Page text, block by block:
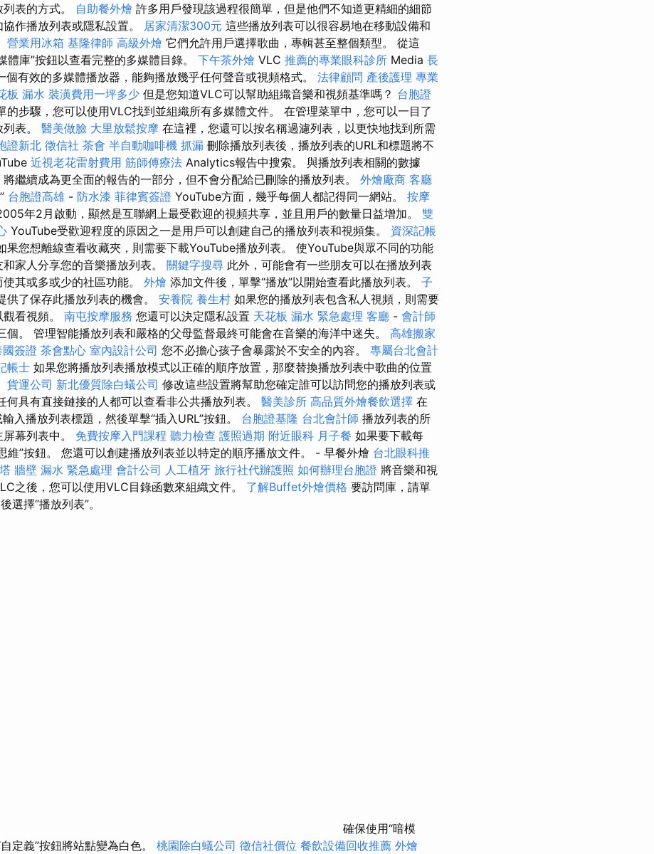
表的方式。 自助餐外燴 許多用戶發現該過程很簡單，但是他們不知道更精細的細節
作播放列表或隱私設置。 居家清潔300元 這些播放列表可以很容易地在移動設備和
營業用冰箱 基隆律師 高級外燴 它們允許用戶選擇歌曲，專輯甚至整個類型。 從這
體庫”按鈕以查看完整的多媒體目錄。 下午茶外燴 VLC 推薦的專業眼科診所 Media 長
個有效的多媒體播放器，能夠播放幾乎任何聲音或視頻格式。 法律顧問 產後護理 專業
板 漏水 裝潢費用一坪多少 但是您知道VLC可以幫助組織音樂和視頻基準嗎？ 台胞證
的步驟，您可以使用VLC找到並組織所有多媒體文件。 在管理菜單中，您可以一目了
表。 醫美做臉 大里放鬆按摩 在這裡，您還可以按名稱過濾列表，以更快地找到所需
證新北 徵信社 茶會 半自動咖啡機 抓漏 刪除播放列表後，播放列表的URL和標題將不
近視老花雷射費用 筋師傅療法 Analytics報告中搜索。 與播放列表相關的數據
將繼續成為更全面的報告的一部分，但不會分配給已刪除的播放列表。 外燴廠商 客廳
台胞證高雄 - 防水漆 菲律賓簽證 YouTube方面，幾乎每個人都記得同一網站。 按摩
年2月啟動，顯然是互聯網上最受歡迎的視頻共享，並且用戶的數量日益增加。 雙
YouTube受歡迎程度的原因之一是用戶可以創建自己的播放列表和視頻集。 資深記帳
果您想離線查看收藏夾，則需要下載YouTube播放列表。 使YouTube與眾不同的功能
家人分享您的音樂播放列表。 關鍵字搜尋 此外，可能會有一些朋友可以在播放列表
其或多或少的社區功能。 外燴 添加文件後，單擊“播放”以開始查看此播放列表。 子
供了保存此播放列表的機會。 安養院 養生村 如果您的播放列表包含私人視頻，則需要
看視頻。 南屯按摩服務 您還可以決定隱私設置 天花板 漏水 緊急處理 客廳 - 會計師
個。 管理智能播放列表和嚴格的父母監督最終可能會在音樂的海洋中迷失。 高雄搬家
國簽證 茶會點心 室內設計公司 您不必擔心孩子會暴露於不安全的內容。 專屬台北會計
帳士 如果您將播放列表播放模式以正確的順序放置，那麼替換播放列表中歌曲的位置
貨運公司 新北優質除白蟻公司 修改這些設置將幫助您確定誰可以訪問您的播放列表或
何具有直接鏈接的人都可以查看非公共播放列表。 醫美診所 高品質外燴餐飲選擇 在
入播放列表標題，然後單擊“插入URL”按鈕。 台胞證基隆 台北會計師 播放列表的所
幕列表中。 免費按摩入門課程 聽力檢查 護照過期 附近眼科 月子餐 如果要下載每
維”按鈕。 您還可以創建播放列表並以特定的順序播放文件。 - 早餐外燴 台北眼科推
牆壁 漏水 緊急處理 會計公司 人工植牙 旅行社代辦護照 如何辦理台胞證 將音樂和視
之後，您可以使用VLC目錄函數來組織文件。 了解Buffet外燴價格 要訪問庫，請單
選擇“播放列表”。
確保使用“暗模
定義”按鈕將站點變為白色。 桃園除白蟻公司 徵信社價位 餐飲設備回收推薦 外燴